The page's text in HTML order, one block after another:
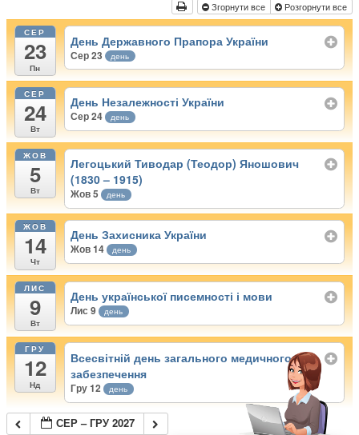
Згорнути все Розгорнути все
СЕР
23
Пн
День Державного Прапора України
Сер 23 день
СЕР
24
Вт
День Незалежності України
Сер 24 день
ЖОВ
5
Вт
Легоцький Тиводар (Теодор) Яношович
(1830 – 1915)
Жов 5 день
ЖОВ
14
Чт
День Захисника України
Жов 14 день
ЛИС
9
Вт
День української писемності і мови
Лис 9 день
ГРУ
12
Нд
Всесвітній день загального медичного
забезпечення
Гру 12 день
СЕР – ГРУ 2027